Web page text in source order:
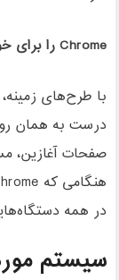
Chrome را برای خود اختصاصی کنید
درست به همان
صفحات آغازین،
در همه
سیستم